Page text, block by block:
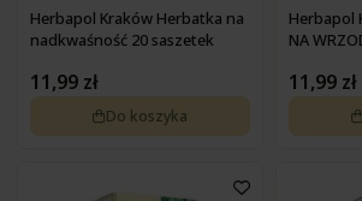
Herbapol Kraków Herbatka na
nadkwaśność 20 saszetek
11,99 zł
Do koszyka
Herbapol
NA
11,99 zł